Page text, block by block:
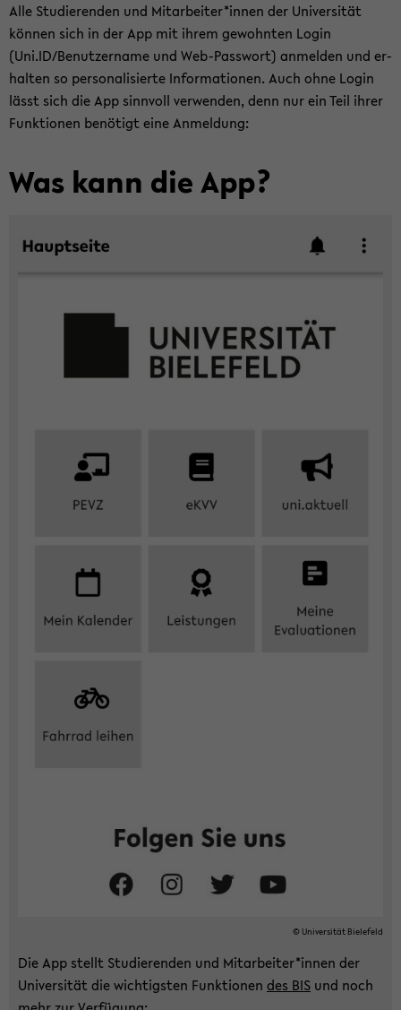
Alle Stu­die­ren­den und Mit­ar­bei­ter*innen der Uni­ver­si­tät
kön­nen sich in der App mit ihrem ge­wohn­ten Login
(Uni.ID/Be­nut­zer­na­me und Web-​Passwort) an­mel­den und er­
hal­ten so per­so­na­li­sier­te In­for­ma­tio­nen. Auch ohne Login
lässt sich die App sinn­voll ver­wen­den, denn nur ein Teil ihrer
Funk­tio­nen be­nö­tigt eine An­mel­dung:
Was kann die App?
© Uni­ver­si­tät Bie­le­feld
Die App stellt Stu­die­ren­den und Mit­ar­bei­ter*innen der
Uni­ver­si­tät die wich­tigs­ten Funk­tio­nen des BIS und noch